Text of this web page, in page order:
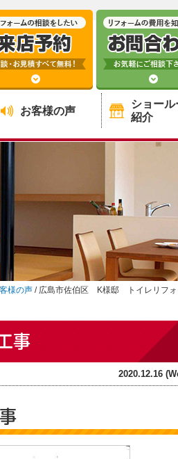
お客様の声
ショール
紹介
様の声 / 広島市佐伯区 K様邸 トイレリフォ
事
2020.12.16